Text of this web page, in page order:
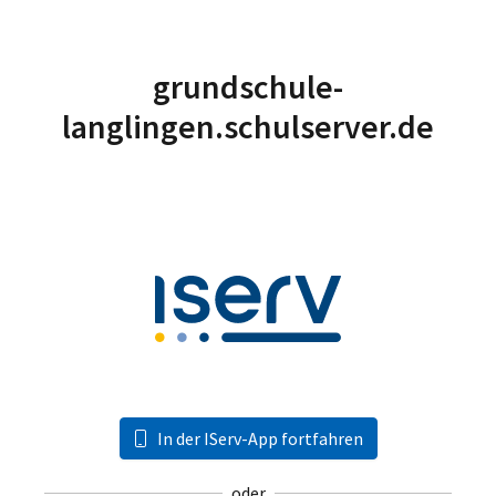
grundschule-
langlingen.schulserver.de
In der IServ-App fortfahren